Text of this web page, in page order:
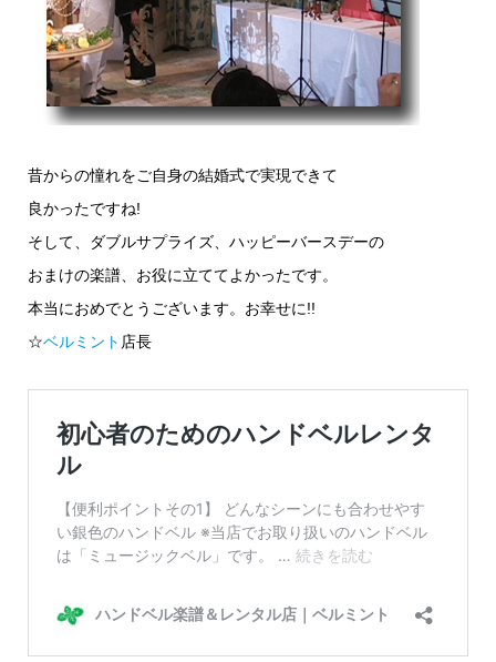
昔からの憧れをご自身の結婚式で実現できて
良かったですね!
そして、ダブルサプライズ、ハッピーバースデーの
おまけの楽譜、お役に立ててよかったです。
本当におめでとうございます。お幸せに!!
☆ベルミント 店長